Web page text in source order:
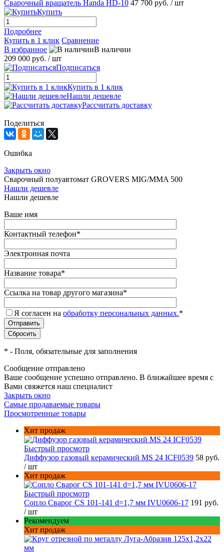
Сварочный вращатель Handa HD-10 47 700 руб. / шт
Купить
Подробнее
Купить в 1 клик Сравнение
В избранное
В наличии
209 000 руб. / шт
Подписаться
Купить в 1 клик
Нашли дешевле
Рассчитать доставку
Поделиться
Ошибка
Закрыть окно
Сварочный полуавтомат GROVERS MIG/MMA 500
Нашли дешевле
Нашли дешевле
Ваше имя
Контактный телефон*
Электронная почта
Название товара*
Ссылка на товар другого магазина*
Я согласен на обработку персональных данных.*
* - Поля, обязательные для заполнения
Сообщение отправлено
Ваше сообщение успешно отправлено. В ближайшее время с
Вами свяжется наш специалист
Закрыть окно
Самые продаваемые товары
Просмотренные товары
Хит продаж
Быстрый просмотр
Диффузор газовый керамический MS 24 ICF0539 58 руб.
/ шт
Хит продаж
Быстрый просмотр
Сопло Сварог CS 101-141 d=1,7 мм IVU0606-17 191 руб.
/ шт
Рекомендуем
Хит продаж